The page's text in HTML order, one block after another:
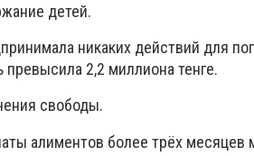
детей.
никаких действий для
превысила 2,2 миллиона тенге.
свободы.
алиментов более трёх месяцев